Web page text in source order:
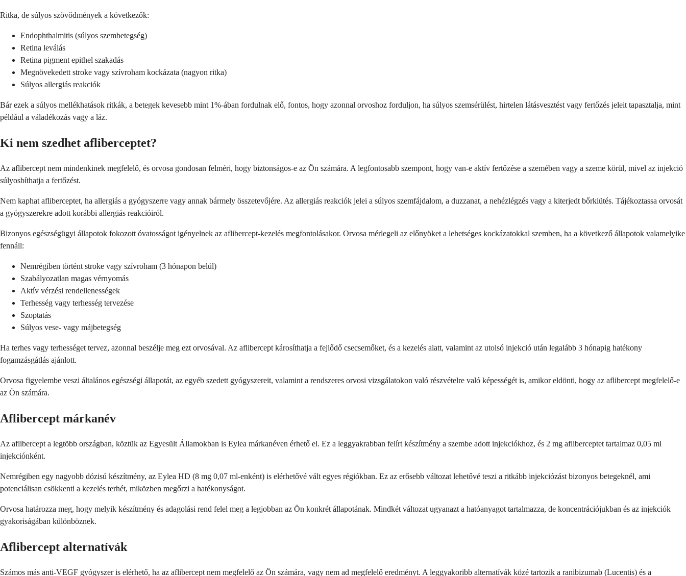
Ritka, de súlyos szövődmények a következők:
Endophthalmitis (súlyos szembetegség)
Retina leválás
Retina pigment epithel szakadás
Megnövekedett stroke vagy szívroham kockázata (nagyon ritka)
Súlyos allergiás reakciók
Bár ezek a súlyos mellékhatások ritkák, a betegek kevesebb mint 1%-ában fordulnak elő, fontos, hogy azonnal orvoshoz forduljon, ha súlyos szemsérülést, hirtelen látásvesztést vagy fertőzés jeleit tapasztalja, mint
például a váladékozás vagy a láz.
Ki nem szedhet afliberceptet?
Az aflibercept nem mindenkinek megfelelő, és orvosa gondosan felméri, hogy biztonságos-e az Ön számára. A legfontosabb szempont, hogy van-e aktív fertőzése a szemében vagy a szeme körül, mivel az injekció
súlyosbíthatja a fertőzést.
Nem kaphat afliberceptet, ha allergiás a gyógyszerre vagy annak bármely összetevőjére. Az allergiás reakciók jelei a súlyos szemfájdalom, a duzzanat, a nehézlégzés vagy a kiterjedt bőrkiütés. Tájékoztassa orvosát
a gyógyszerekre adott korábbi allergiás reakcióiról.
Bizonyos egészségügyi állapotok fokozott óvatosságot igényelnek az aflibercept-kezelés megfontolásakor. Orvosa mérlegeli az előnyöket a lehetséges kockázatokkal szemben, ha a következő állapotok valamelyike
fennáll:
Nemrégiben történt stroke vagy szívroham (3 hónapon belül)
Szabályozatlan magas vérnyomás
Aktív vérzési rendellenességek
Terhesség vagy terhesség tervezése
Szoptatás
Súlyos vese- vagy májbetegség
Ha terhes vagy terhességet tervez, azonnal beszélje meg ezt orvosával. Az aflibercept károsíthatja a fejlődő csecsemőket, és a kezelés alatt, valamint az utolsó injekció után legalább 3 hónapig hatékony
fogamzásgátlás ajánlott.
Orvosa figyelembe veszi általános egészségi állapotát, az egyéb szedett gyógyszereit, valamint a rendszeres orvosi vizsgálatokon való részvételre való képességét is, amikor eldönti, hogy az aflibercept megfelelő-e
az Ön számára.
Aflibercept márkanév
Az aflibercept a legtöbb országban, köztük az Egyesült Államokban is Eylea márkanéven érhető el. Ez a leggyakrabban felírt készítmény a szembe adott injekciókhoz, és 2 mg afliberceptet tartalmaz 0,05 ml
injekciónként.
Nemrégiben egy nagyobb dózisú készítmény, az Eylea HD (8 mg 0,07 ml-enként) is elérhetővé vált egyes régiókban. Ez az erősebb változat lehetővé teszi a ritkább injekciózást bizonyos betegeknél, ami
potenciálisan csökkenti a kezelés terhét, miközben megőrzi a hatékonyságot.
Orvosa határozza meg, hogy melyik készítmény és adagolási rend felel meg a legjobban az Ön konkrét állapotának. Mindkét változat ugyanazt a hatóanyagot tartalmazza, de koncentrációjukban és az injekciók
gyakoriságában különböznek.
Aflibercept alternatívák
Számos más anti-VEGF gyógyszer is elérhető, ha az aflibercept nem megfelelő az Ön számára, vagy nem ad megfelelő eredményt. A leggyakoribb alternatívák közé tartozik a ranibizumab (Lucentis) és a